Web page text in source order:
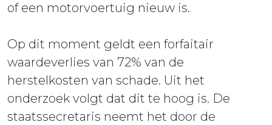
of een motorvoertuig nieuw is.
Op dit moment geldt een forfaitair
waardeverlies van 72% van de
herstelkosten van schade. Uit het
onderzoek volgt dat dit te hoog is. De
staatssecretaris neemt het door de